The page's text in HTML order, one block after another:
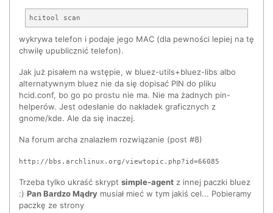
wykrywa telefon i podaje jego MAC (dla pewności lepiej na tę
chwilę upublicznić telefon).
Jak już pisałem na wstępie, w bluez-utils+bluez-libs albo
alternatywnym bluez nie da się dopisać PIN do pliku
hcid.conf, bo go po prostu nie ma. Nie ma żadnych pin-
helperów. Jest odesłanie do nakładek graficznych z
gnome/kde. Ale da się inaczej.
Na forum archa znalazłem rozwiązanie (post #8)
http://bbs.archlinux.org/viewtopic.php?id=66085
Trzeba tylko ukraść skrypt simple-agent z innej paczki bluez
:) Pan Bardzo Mądry musiał mieć w tym jakiś cel... Pobieramy
paczkę ze strony